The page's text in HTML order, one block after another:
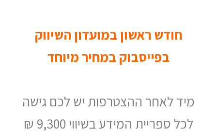
חודש ראשון במועדון השיווק
בפייסבוק במחיר מיוחד
מיד לאחר ההצטרפות יש לכם גישה
לכל ספריית המידע בשיווי 9,300 ₪